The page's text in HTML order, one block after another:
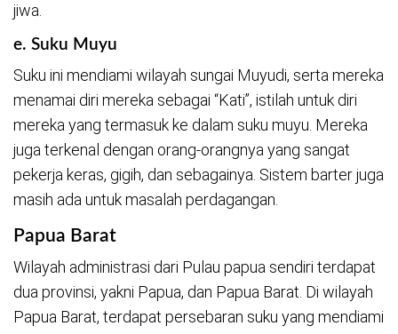
jiwa.
e. Suku Muyu
Suku ini mendiami wilayah sungai Muyudi, serta mereka
menamai diri mereka sebagai “Kati”, istilah untuk diri
mereka yang termasuk ke dalam suku muyu. Mereka
juga terkenal dengan orang-orangnya yang sangat
pekerja keras, gigih, dan sebagainya. Sistem barter juga
masih ada untuk masalah perdagangan.
Papua Barat
Wilayah administrasi dari Pulau papua sendiri terdapat
dua provinsi, yakni Papua, dan Papua Barat. Di wilayah
Papua Barat, terdapat persebaran suku yang mendiami